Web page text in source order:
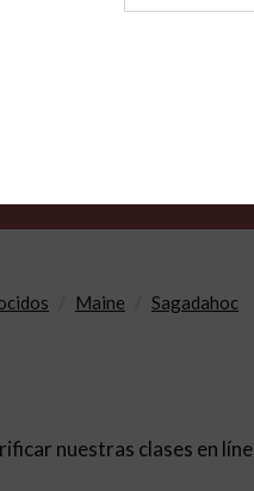
Maine Sagadahoc
nuestras clases en